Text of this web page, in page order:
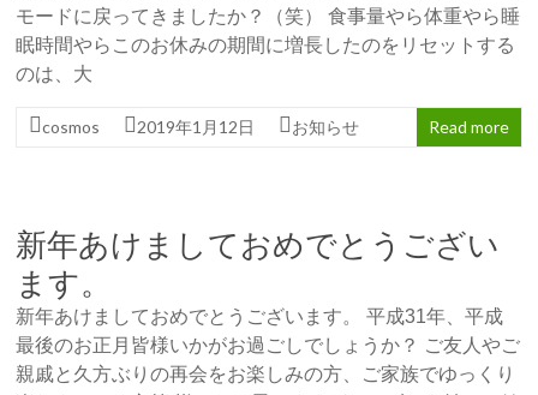
モードに戻ってきましたか？（笑） 食事量やら体重やら睡
眠時間やらこのお休みの期間に増長したのをリセットする
のは、大
cosmos 2019年1月12日 お知らせ Read more
新年あけましておめでとうござい
ます。
新年あけましておめでとうございます。 平成31年、平成
最後のお正月皆様いかがお過ごしでしょうか？ ご友人やご
親戚と久方ぶりの再会をお楽しみの方、ご家族でゆっくり